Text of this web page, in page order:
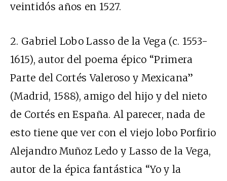
veintidós años en 1527.
2. Gabriel Lobo Lasso de la Vega (c. 1553-
1615), autor del poema épico “Primera
Parte del Cortés Valeroso y Mexicana”
(Madrid, 1588), amigo del hijo y del nieto
de Cortés en España. Al parecer, nada de
esto tiene que ver con el viejo lobo Porfirio
Alejandro Muñoz Ledo y Lasso de la Vega,
autor de la épica fantástica “Yo y la